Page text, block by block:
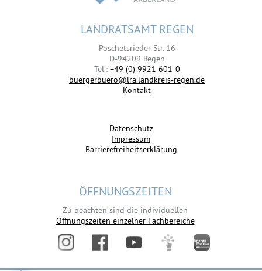
LANDRATSAMT REGEN
Poschetsrieder Str. 16
D-94209 Regen
Tel.: +49 (0) 9921 601-0
buergerbuero@lra.landkreis-regen.de
Kontakt
Datenschutz
Impressum
Barrierefreiheitserklärung
ÖFFNUNGSZEITEN
Zu beachten sind die individuellen
Öffnungszeiten einzelner Fachbereiche